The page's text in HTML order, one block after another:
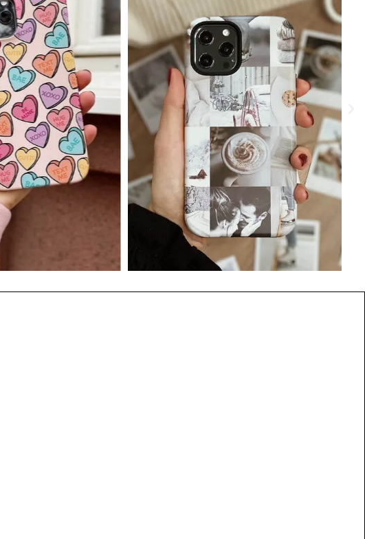
25.00 AJOUTEZ AU PANIER
25.00 AJOUTEZ AU PANIER